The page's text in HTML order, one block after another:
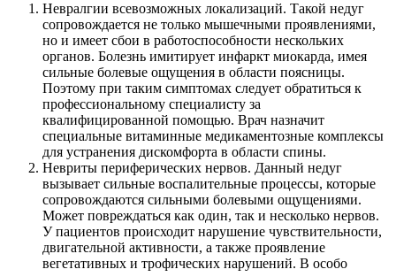
Невралгии всевозможных локализаций. Такой недуг
сопровождается не только мышечными проявлениями,
но и имеет сбои в работоспособности нескольких
органов. Болезнь имитирует инфаркт миокарда, имея
сильные болевые ощущения в области поясницы.
Поэтому при таким симптомах следует обратиться к
профессиональному специалисту за
квалифицированной помощью. Врач назначит
специальные витаминные медикаментозные комплексы
для устранения дискомфорта в области спины.
Невриты периферических нервов. Данный недуг
вызывает сильные воспалительные процессы, которые
сопровождаются сильными болевыми ощущениями.
Может повреждаться как один, так и несколько нервов.
У пациентов происходит нарушение чувствительности,
двигательной активности, а также проявление
вегетативных и трофических нарушений. В особо